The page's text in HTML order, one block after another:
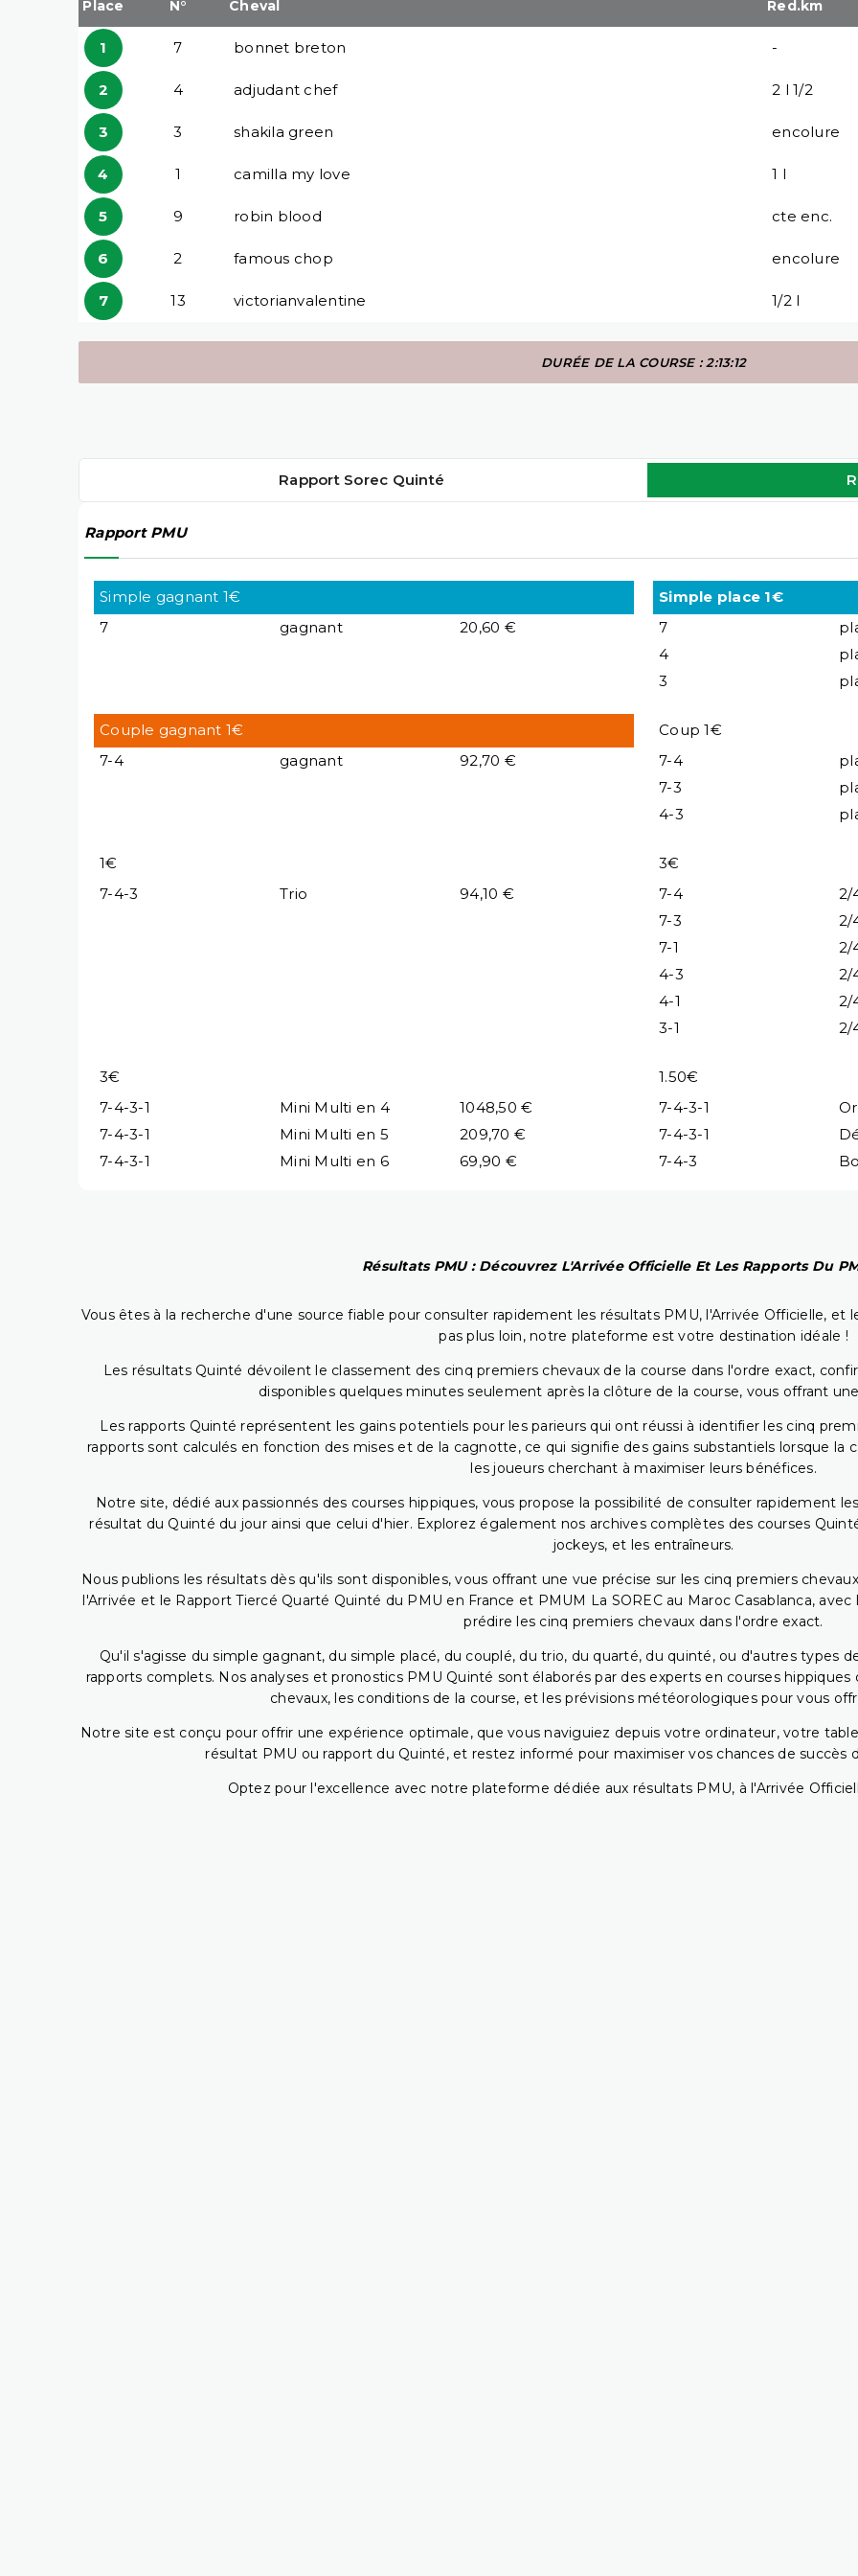
Place N° Cheval Red.km
1 7 bonnet breton -
2 4 adjudant chef 2 l 1/2
3 3 shakila green encolure
4 1 camilla my love 1 l
5 9 robin blood cte enc.
6 2 famous chop encolure
7 13 victorianvalentine 1/2 l
DURÉE DE LA COURSE : 2:13:12
Rapport Sorec Quinté
Rapport PMU
Simple gagnant 1€
7
gagnant 20,60 €
Simple place 1€
7
4
3
Couple gagnant 1€
7-4
gagnant 92,70 €
Coup 1€
7-4
7-3
4-3
1€
7-4-3
Trio 94,10 €
3€
7-4
2/
7-3
2/
7-1
2/
4-3
2/
4-1
2/
3-1
2/
3€
7-4-3-1
Mini Multi en 4
1048,50 €
7-4-3-1
Mini Multi en 5
209,70 €
7-4-3-1
Mini Multi en 6 69,90 €
1.50€
7-4-3-1
7-4-3-1
7-4-3
Résultats PMU : Découvrez L'Arrivée Officielle Et Les Rapports Du
Vous êtes à la recherche d'une source fiable pour consulter rapidement les résultats PMU, l'Arrivée Officielle, et
pas plus loin, notre plateforme est votre destination idéale !
Les résultats Quinté dévoilent le classement des cinq premiers chevaux de la course dans l'ordre exact,
disponibles quelques minutes seulement après la clôture de la course, vous offrant
Les rapports Quinté représentent les gains potentiels pour les parieurs qui ont réussi à identifier les cinq
rapports sont calculés en fonction des mises et de la cagnotte, ce qui signifie des gains substantiels lorsque
les joueurs cherchant à maximiser leurs bénéfices.
Notre site, dédié aux passionnés des courses hippiques, vous propose la possibilité de consulter rapidement
résultat du Quinté du jour ainsi que celui d'hier. Explorez également nos archives complètes des courses
jockeys, et les entraîneurs.
Nous publions les résultats dès qu'ils sont disponibles, vous offrant une vue précise sur les cinq premiers
l'Arrivée et le Rapport Tiercé Quarté Quinté du PMU en France et PMUM La SOREC au Maroc Casablanca,
prédire les cinq premiers chevaux dans l'ordre exact.
Qu'il s'agisse du simple gagnant, du simple placé, du couplé, du trio, du quarté, du quinté, ou d'autres types
rapports complets. Nos analyses et pronostics PMU Quinté sont élaborés par des experts en courses
chevaux, les conditions de la course, et les prévisions météorologiques pour vous
Notre site est conçu pour offrir une expérience optimale, que vous naviguiez depuis votre ordinateur, votre
résultat PMU ou rapport du Quinté, et restez informé pour maximiser vos chances de succès
Optez pour l'excellence avec notre plateforme dédiée aux résultats PMU, à l'Arrivée